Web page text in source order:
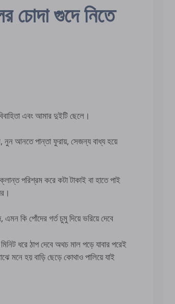
গুদে নিতে
এবং আমার দুইটি ছেলে।
নুন আনতে পান্তা ফুরায়, সেজন্য বাধ্য হয়ে
পরিশ্রম করে কটা টাকাই বা হাতে পাই
কি পোঁদের গর্ত চুমু দিয়ে ভরিয়ে দেবে
ধরে ঠাপ দেবে অথচ মাল পড়ে যাবার পরেই
মনে হয় বাড়ি ছেড়ে কোথাও পালিয়ে যাই